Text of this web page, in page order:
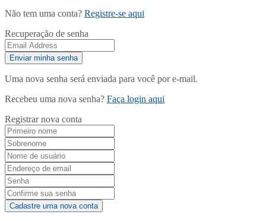
Não tem uma conta? Registre-se aqui
Recuperação de senha
Uma nova senha será enviada para você por e-mail.
Recebeu uma nova senha? Faça login aqui
Registrar nova conta